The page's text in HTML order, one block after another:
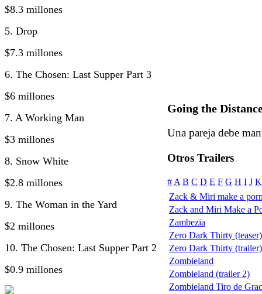
$8.3 millones
5. Drop
$7.3 millones
6. The Chosen: Last Supper Part 3
$6 millones
7. A Working Man
$3 millones
8. Snow White
$2.8 millones
9. The Woman in the Yard
$2 millones
10. The Chosen: Last Supper Part 2
$0.9 millones
Going the
Una pareja debe
Otros Trailers
# A B C D E F G H I J K
Zack & Miri make a
Zack and Miri Make a
Zambezia
Zero Dark Thirty (teaser)
Zero Dark Thirty (trailer)
Zombieland
Zombieland (trailer 2)
Zombieland Tiro de